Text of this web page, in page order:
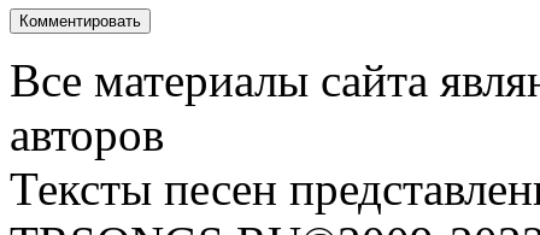
Все материалы сайта
авторов
Тексты песен